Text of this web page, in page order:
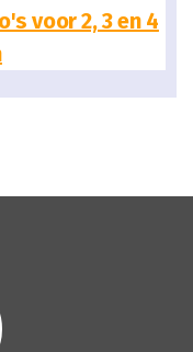
voor 2, 3 en 4